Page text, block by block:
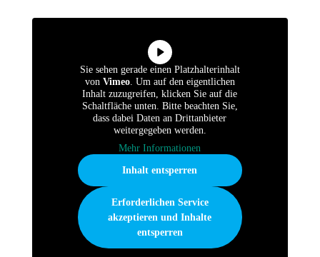
Sie sehen gerade einen Platzhalterinhalt
von Vimeo. Um auf den eigentlichen
Inhalt zuzugreifen, klicken Sie auf die
Schaltfläche unten. Bitte beachten Sie,
dass dabei Daten an Drittanbieter
weitergegeben werden.
Mehr Informationen
Inhalt entsperren
Erforderlichen Service
akzeptieren und Inhalte
entsperren